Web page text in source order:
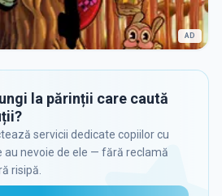
AD
la părinții care caută
servicii dedicate copiilor cu
au nevoie de ele — fără reclamă
risipă.